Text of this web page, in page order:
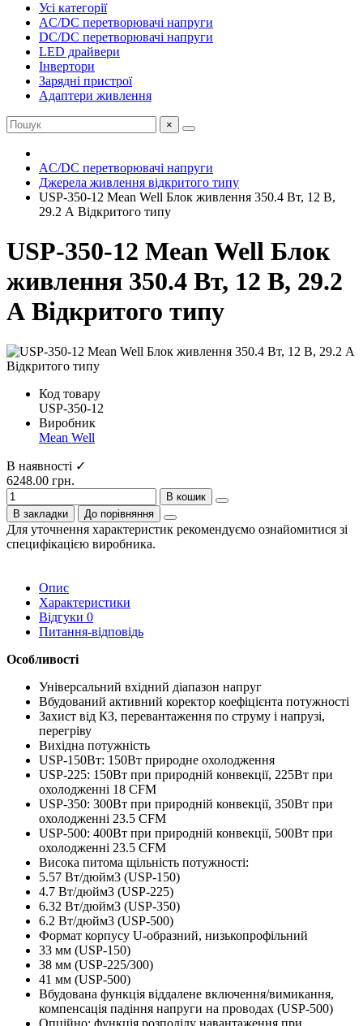
Усі категорії
AC/DC перетворювачі напруги
DC/DC перетворювачі напруги
LED драйвери
Інвертори
Зарядні пристрої
Адаптери живлення
×
AC/DC перетворювачі напруги
Джерела живлення відкритого типу
USP-350-12 Mean Well Блок живлення 350.4 Вт, 12 В,
29.2 А Відкритого типу
USP-350-12 Mean Well Блок
живлення 350.4 Вт, 12 В, 29.2
А Відкритого типу
Код товару
USP-350-12
Виробник
Mean Well
В наявності ✓
6248.00 грн.
В кошик
В закладки
До порівняння
Для уточнення характеристик рекомендуємо ознайомитися зі
специфікацією виробника.
Опис
Характеристики
Відгуки 0
Питання-відповідь
Особливості
Універсальний вхідний діапазон напруг
Вбудований активний коректор коефіцієнта потужності
Захист від КЗ, перевантаження по струму і напрузі,
перегріву
Вихідна потужність
USP-150Вт: 150Вт природне охолодження
USP-225: 150Вт при природній конвекції, 225Вт при
охолодженні 18 CFM
USP-350: 300Вт при природній конвекції, 350Вт при
охолодженні 23.5 CFM
USP-500: 400Вт при природній конвекції, 500Вт при
охолодженні 23.5 CFM
Висока питома щільність потужності:
5.57 Вт/дюйм3 (USP-150)
4.7 Вт/дюйм3 (USP-225)
6.32 Вт/дюйм3 (USP-350)
6.2 Вт/дюйм3 (USP-500)
Формат корпусу U-образний, низькопрофільний
33 мм (USP-150)
38 мм (USP-225/300)
41 мм (USP-500)
Вбудована функція віддалене включення/вимикання,
компенсація падіння напруги на проводах (USP-500)
Опційно: функція розподілу навантаження при